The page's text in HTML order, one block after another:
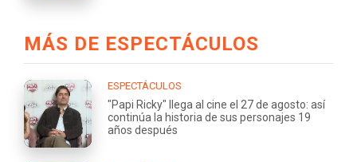
MÁS DE ESPECTÁCULOS
ESPECTÁCULOS
"Papi Ricky" llega al cine el 27 de agosto: así
continúa la historia de sus personajes 19
años después